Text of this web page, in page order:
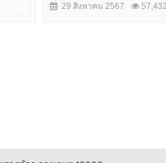
29 สิงหาคม 2567 57,432